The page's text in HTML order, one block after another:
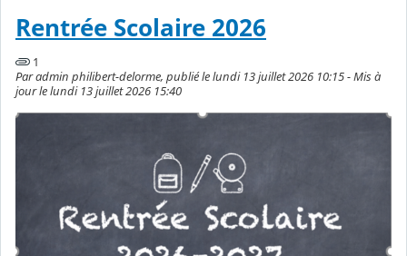
Rentrée Scolaire 2026
1
Par admin philibert-delorme, publié le lundi 13 juillet 2026 10:15 - Mis à
jour le lundi 13 juillet 2026 15:40